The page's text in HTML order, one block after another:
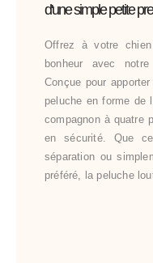
d'une simple petite
Offrez à votre
bonheur avec
Conçue pour
peluche en forme de
compagnon à quatre
en sécurité. Que
séparation ou
préféré, la peluche